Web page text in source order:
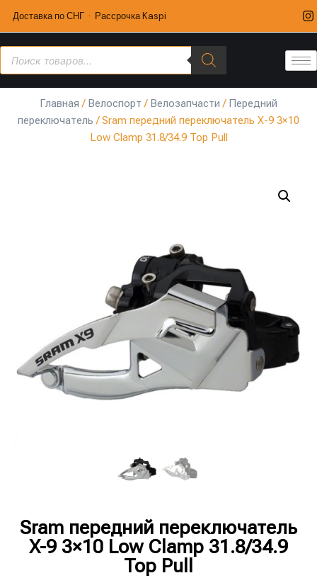
Доставка по СНГ · Рассрочка Kaspi
Главная / Велоспорт / Велозапчасти / Передний
переключатель / Sram передний переключатель X-9 3×10
Low Clamp 31.8/34.9 Top Pull
Sram передний переключатель
X-9 3×10 Low Clamp 31.8/34.9
Top Pull